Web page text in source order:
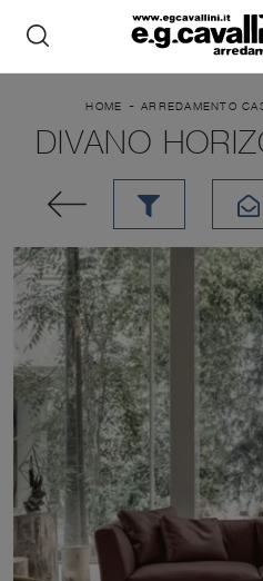
HOME - ARREDAMENTO
DIVANO